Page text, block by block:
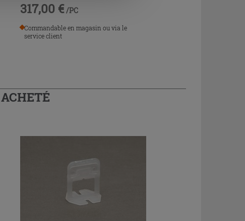
317,00 € /PC
Commandable en magasin ou via le
service client